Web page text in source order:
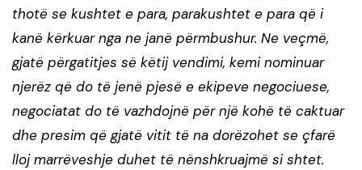
thotë se kushtet e para, parakushtet e para që i
kanë kërkuar nga ne janë përmbushur. Ne veçmë,
gjatë përgatitjes së këtij vendimi, kemi nominuar
njerëz që do të jenë pjesë e ekipeve negociuese,
negociatat do të vazhdojnë për një kohë të caktuar
dhe presim që gjatë vitit të na dorëzohet se çfarë
lloj marrëveshje duhet të nënshkruajmë si shtet.